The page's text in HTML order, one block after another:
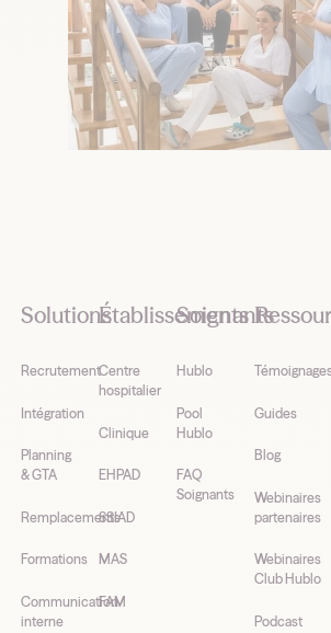
Solutions
Recrutement
Intégration
Planning
& GTA
Remplacements
Formations
Communication
interne
Établissements
Centre
hospitalier
Clinique
EHPAD
SSIAD
MAS
FAM
Soignants
Hublo
Pool
Hublo
FAQ
Soignants
Guides
Blog
Webinaires
partenaires
Webinaires
Club Hublo
Podcast